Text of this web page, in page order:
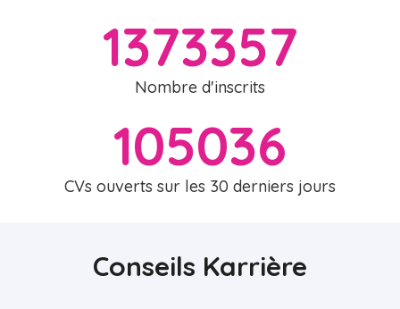
1373357
Nombre d'inscrits
105036
CVs ouverts sur les 30 derniers jours
Conseils Karrière